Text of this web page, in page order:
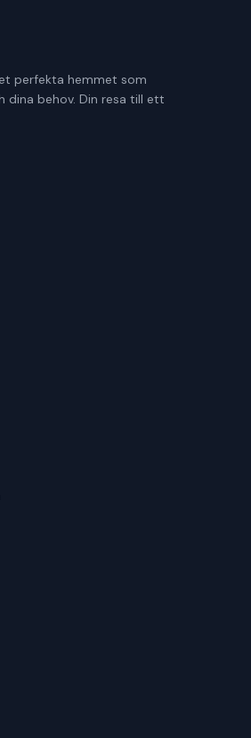
perfekta hemmet som
dina behov. Din resa till ett